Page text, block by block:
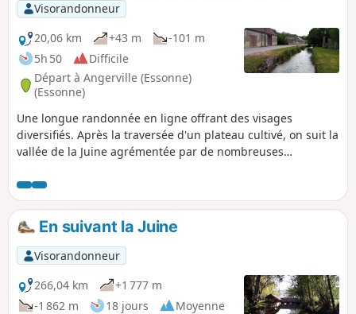
Visorandonneur
20,06 km
+43 m
-101 m
5h 50
Difficile
Départ à Angerville (Essonne)
(Essonne)
Une longue randonnée en ligne offrant des visages
diversifiés. Après la traversée d'un plateau cultivé, on suit la
vallée de la Juine agrémentée par de nombreuses
puis à travers des villages-rues.
En suivant la Juine
Visorandonneur
266,04 km
+1 777 m
-1 862 m
18 jours
Moyenne